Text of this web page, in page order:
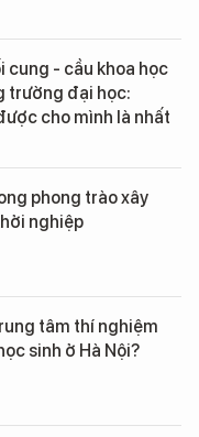
cung - cầu khoa học
trường đại học:
cho mình là nhất
phong trào xây
nghiệp
tâm thí nghiệm
sinh ở Hà Nội?